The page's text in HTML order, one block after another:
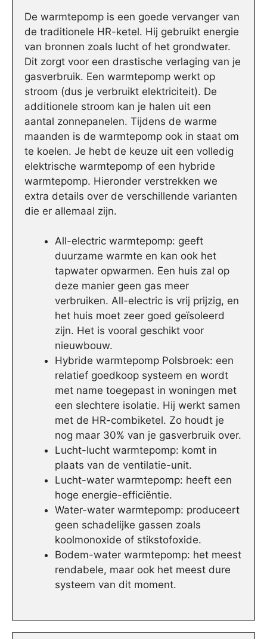
De warmtepomp is een goede vervanger van
de traditionele HR-ketel. Hij gebruikt energie
van bronnen zoals lucht of het grondwater.
Dit zorgt voor een drastische verlaging van je
gasverbruik. Een warmtepomp werkt op
stroom (dus je verbruikt elektriciteit). De
additionele stroom kan je halen uit een
aantal zonnepanelen. Tijdens de warme
maanden is de warmtepomp ook in staat om
te koelen. Je hebt de keuze uit een volledig
elektrische warmtepomp of een hybride
warmtepomp. Hieronder verstrekken we
extra details over de verschillende varianten
die er allemaal zijn.
All-electric warmtepomp: geeft
duurzame warmte en kan ook het
tapwater opwarmen. Een huis zal op
deze manier geen gas meer
verbruiken. All-electric is vrij prijzig, en
het huis moet zeer goed geïsoleerd
zijn. Het is vooral geschikt voor
nieuwbouw.
Hybride warmtepomp Polsbroek: een
relatief goedkoop systeem en wordt
met name toegepast in woningen met
een slechtere isolatie. Hij werkt samen
met de HR-combiketel. Zo houdt je
nog maar 30% van je gasverbruik over.
Lucht-lucht warmtepomp: komt in
plaats van de ventilatie-unit.
Lucht-water warmtepomp: heeft een
hoge energie-efficiëntie.
Water-water warmtepomp: produceert
geen schadelijke gassen zoals
koolmonoxide of stikstofoxide.
Bodem-water warmtepomp: het meest
rendabele, maar ook het meest dure
systeem van dit moment.